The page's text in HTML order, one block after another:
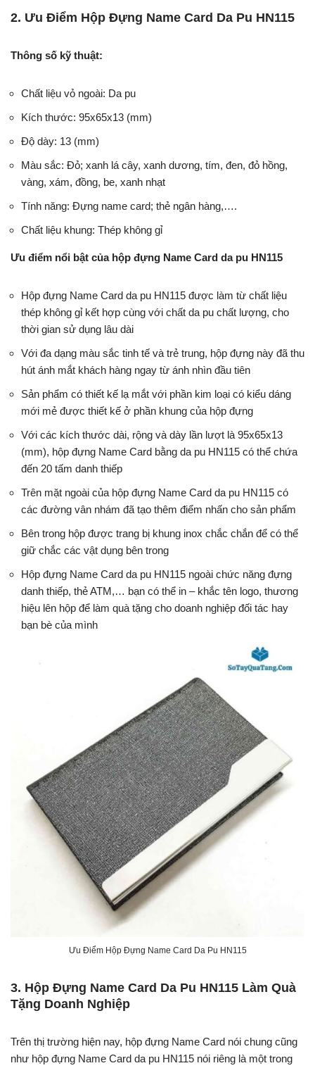
2. Ưu Điểm Hộp Đựng Name Card Da Pu HN115
Thông số kỹ thuật:
Chất liệu vỏ ngoài: Da pu
Kích thước: 95x65x13 (mm)
Độ dày: 13 (mm)
Màu sắc: Đỏ; xanh lá cây, xanh dương, tím, đen, đỏ hồng,
vàng, xám, đồng, be, xanh nhạt
Tính năng: Đựng name card; thẻ ngân hàng,….
Chất liệu khung: Thép không gỉ
Ưu điểm nổi bật của hộp đựng Name Card da pu HN115
Hộp đựng Name Card da pu HN115 được làm từ chất liệu
thép không gỉ kết hợp cùng với chất da pu chất lượng, cho
thời gian sử dụng lâu dài
Với đa dạng màu sắc tinh tế và trẻ trung, hộp đựng này đã thu
hút ánh mắt khách hàng ngay từ ánh nhìn đầu tiên
Sản phẩm có thiết kế lạ mắt với phần kim loại có kiểu dáng
mới mẻ được thiết kế ở phần khung của hộp đựng
Với các kích thước dài, rộng và dày lần lượt là 95x65x13
(mm), hộp đựng Name Card bằng da pu HN115 có thể chứa
đến 20 tấm danh thiếp
Trên mặt ngoài của hộp đựng Name Card da pu HN115 có
các đường vân nhám đã tạo thêm điểm nhấn cho sản phẩm
Bên trong hộp được trang bị khung inox chắc chắn để có thể
giữ chắc các vật dụng bên trong
Hộp đựng Name Card da pu HN115 ngoài chức năng đựng
danh thiếp, thẻ ATM,… bạn có thể in – khắc tên logo, thương
hiệu lên hộp để làm quà tặng cho doanh nghiệp đối tác hay
bạn bè của mình
Ưu Điểm Hộp Đựng Name Card Da Pu HN115
3. Hộp Đựng Name Card Da Pu HN115 Làm Quà
Tặng Doanh Nghiệp
Trên thị trường hiện nay, hộp đựng Name Card nói chung cũng
như hộp đựng Name Card da pu HN115 nói riêng là một trong